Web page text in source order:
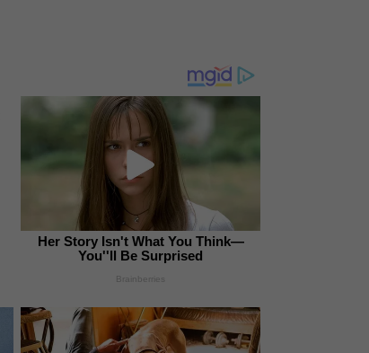
Her Story Isn't What You Think—
You''ll Be Surprised
Brainberries